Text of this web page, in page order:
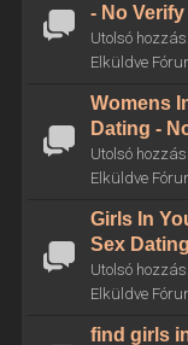
- No Verify
Utolsó
Elküldve
Womens
Dating -
Utolsó
Elküldve
Girls In
Sex Dating
Utolsó
Elküldve
find girls